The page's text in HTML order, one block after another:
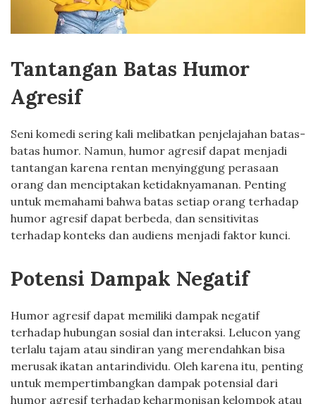
Tantangan Batas Humor
Agresif
Seni komedi sering kali melibatkan penjelajahan batas-
batas humor. Namun, humor agresif dapat menjadi
tantangan karena rentan menyinggung perasaan
orang dan menciptakan ketidaknyamanan. Penting
untuk memahami bahwa batas setiap orang terhadap
humor agresif dapat berbeda, dan sensitivitas
terhadap konteks dan audiens menjadi faktor kunci.
Potensi Dampak Negatif
Humor agresif dapat memiliki dampak negatif
terhadap hubungan sosial dan interaksi. Lelucon yang
terlalu tajam atau sindiran yang merendahkan bisa
merusak ikatan antarindividu. Oleh karena itu, penting
untuk mempertimbangkan dampak potensial dari
humor agresif terhadap keharmonisan kelompok atau